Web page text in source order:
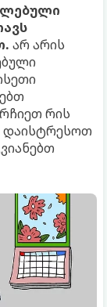
არ არის
რის
დაისტრესოთ